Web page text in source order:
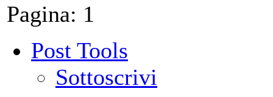
Pagina: 1
Post Tools
Sottoscrivi